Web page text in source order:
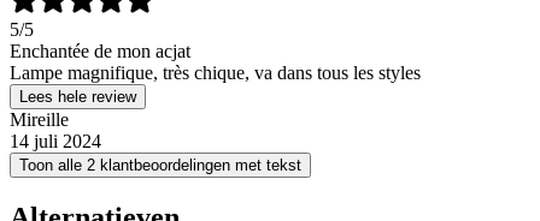
5/5
Enchantée de mon acjat
Lampe magnifique, très chique, va dans tous les styles
Lees hele review
Mireille
14 juli 2024
Toon alle 2 klantbeoordelingen met tekst